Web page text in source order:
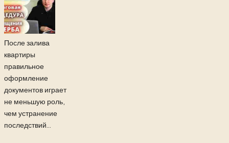
После залива
квартиры
правильное
оформление
документов играет
не меньшую роль,
чем устранение
последствий...